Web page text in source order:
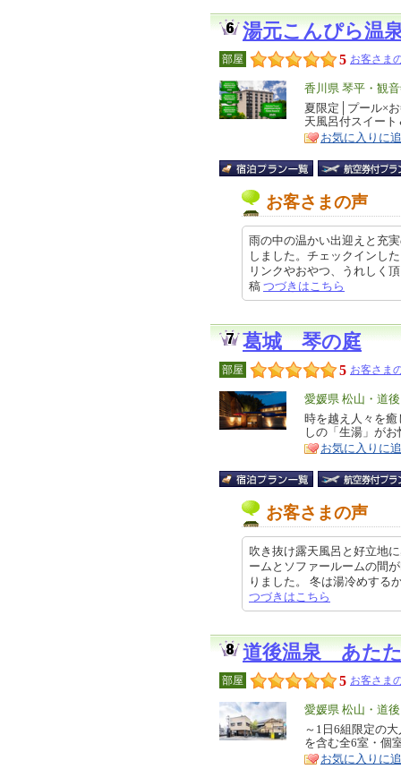
湯元こんぴら温
部屋 5 お客さま
エ
リ
ア
香川県 琴平・観
特
徴
夏限定│プール×
天風呂付スイー
お気に入りに
お客さまの声
雨の中の温かい出迎えと充
しました。チェックインし
リンクやおやつ、うれしく
稿 つづきはこちら
葛城 琴の庭
部屋 5 お客さま
エ
リ
ア
愛媛県 松山・道後
特
徴
時を越え人々を
しの「生湯」が
お気に入りに
お客さまの声
吹き抜け露天風呂と好立地
ームとソファールームの間
りました。 冬は湯冷めす
つづきはこちら
道後温泉 あた
部屋 5 お客さま
エ
リ
ア
愛媛県 松山・道後
特
徴
～1日6組限定の
を含む全6室・個
お気に入りに